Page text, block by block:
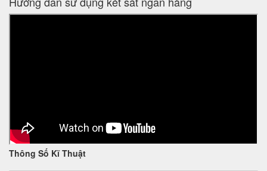
Thông Số Kĩ Thuật